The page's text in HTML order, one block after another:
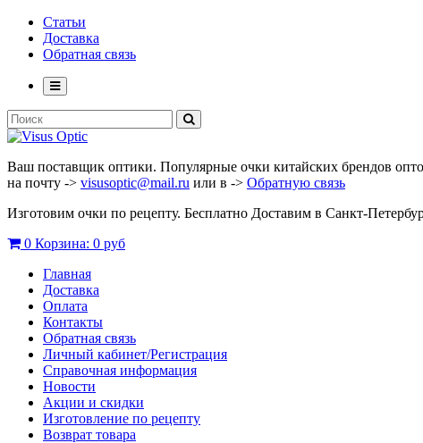
Статьи
Доставка
Обратная связь
Ваш поставщик оптики. Популярные очки китайских брендов
на почту -> visusoptic@mail.ru или в -> Обратную связь
Изготовим очки по рецепту. Бесплатно Доставим в Санкт-
0 Корзина: 0 руб
Главная
Доставка
Оплата
Контакты
Обратная связь
Личный кабинет/Регистрация
Справочная информация
Новости
Акции и скидки
Изготовление по рецепту
Возврат товара